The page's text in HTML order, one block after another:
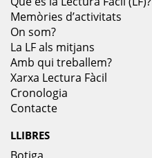
Memòries d’activitats
On som?
La LF als mitjans
Amb qui treballem?
Xarxa Lectura Fàcil
Cronologia
Contacte
LLIBRES